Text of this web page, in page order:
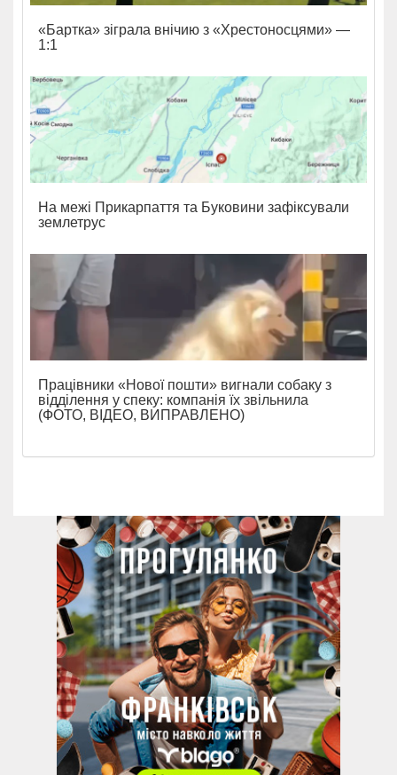
«Бартка» зіграла внічию з «Хрестоносцями» —
1:1
На межі Прикарпаття та Буковини зафіксували
землетрус
Працівники «Нової пошти» вигнали собаку з
відділення у спеку: компанія їх звільнила
(ФОТО, ВІДЕО, ВИПРАВЛЕНО)